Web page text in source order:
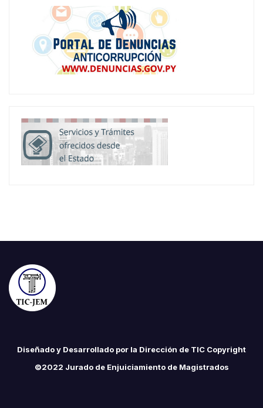
Diseñado y Desarrollado por la Dirección de TIC Copyright
©2022 Jurado de Enjuiciamiento de Magistrados